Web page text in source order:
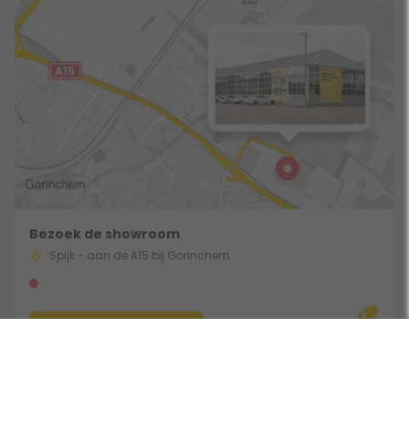
Bezoek de showroom
Spijk - aan de A15 bij Gorinchem